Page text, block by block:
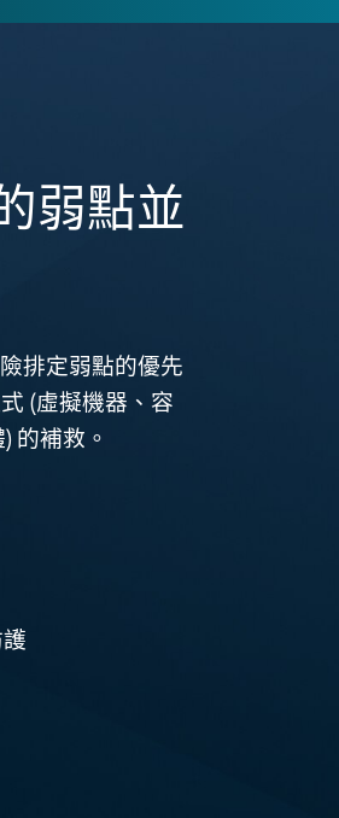
弱點並
排定弱點的優先
(虛擬機器、容
的補救。